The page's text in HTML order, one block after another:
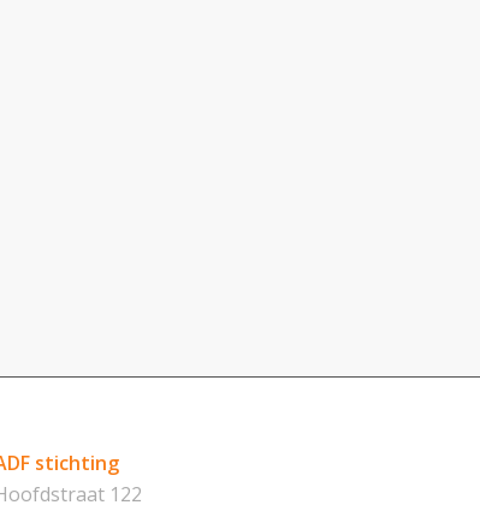
stichting
122